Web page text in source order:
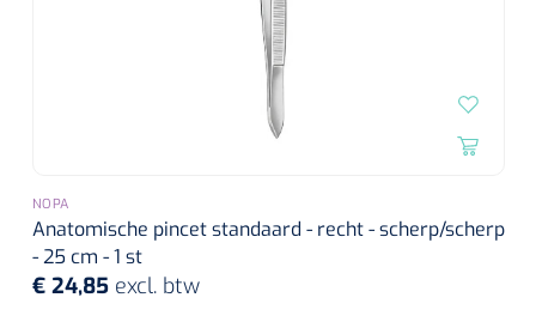
NOPA
Anatomische pincet standaard - recht - scherp/scherp
- 25 cm - 1 st
€ 24,85 excl. btw